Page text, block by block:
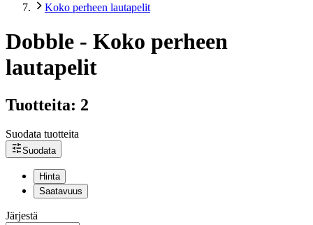
Koko perheen lautapelit
Dobble - Koko perheen
lautapelit
Tuotteita: 2
Suodata tuotteita
Suodata
Hinta
Saatavuus
Järjestä